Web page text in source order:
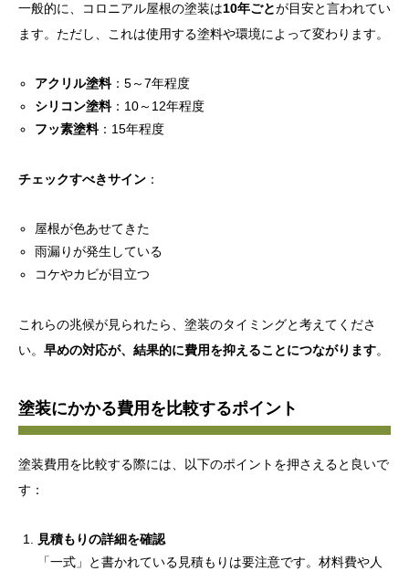
一般的に、コロニアル屋根の塗装は10年ごとが目安と言われてい
ます。ただし、これは使用する塗料や環境によって変わります。
アクリル塗料：5～7年程度
シリコン塗料：10～12年程度
フッ素塗料：15年程度
チェックすべきサイン ：
屋根が色あせてきた
雨漏りが発生している
コケやカビが目立つ
これらの兆候が見られたら、塗装のタイミングと考えてくださ
い。 早めの対応が、結果的に費用を抑えることにつながります。
塗装にかかる費用を比較するポイント
塗装費用を比較する際には、以下のポイントを押さえると良いで
す：
見積もりの詳細を確認
「一式」と書かれている見積もりは要注意です。材料費や人